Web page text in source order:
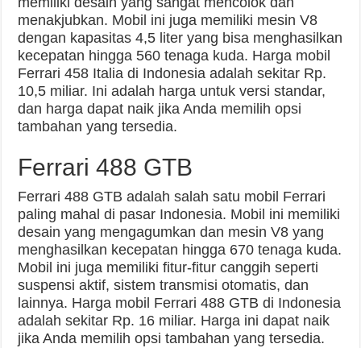
menakjubkan. Mobil ini juga memiliki mesin V8
dengan kapasitas 4,5 liter yang bisa menghasilkan
kecepatan hingga 560 tenaga kuda. Harga mobil
Ferrari 458 Italia di Indonesia adalah sekitar Rp.
10,5 miliar. Ini adalah harga untuk versi standar,
dan harga dapat naik jika Anda memilih opsi
tambahan yang tersedia.
Ferrari 488 GTB
Ferrari 488 GTB adalah salah satu mobil Ferrari
paling mahal di pasar Indonesia. Mobil ini memiliki
desain yang mengagumkan dan mesin V8 yang
menghasilkan kecepatan hingga 670 tenaga kuda.
Mobil ini juga memiliki fitur-fitur canggih seperti
suspensi aktif, sistem transmisi otomatis, dan
lainnya. Harga mobil Ferrari 488 GTB di Indonesia
adalah sekitar Rp. 16 miliar. Harga ini dapat naik
jika Anda memilih opsi tambahan yang tersedia.